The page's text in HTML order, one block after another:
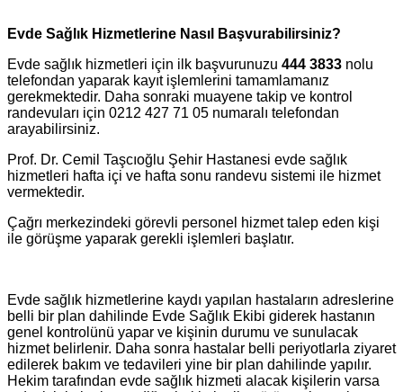
Evde Sağlık Hizmetlerine Nasıl Başvurabilirsiniz?
Evde sağlık hizmetleri için ilk başvurunuzu 444 3833 nolu
telefondan yaparak kayıt işlemlerini tamamlamanız
gerekmektedir. Daha sonraki muayene takip ve kontrol
randevuları için 0212 427 71 05 numaralı telefondan
arayabilirsiniz.
Prof. Dr. Cemil Taşcıoğlu Şehir Hastanesi evde sağlık
hizmetleri hafta içi ve hafta sonu randevu sistemi ile hizmet
vermektedir.
Çağrı merkezindeki görevli personel hizmet talep eden kişi
ile görüşme yaparak gerekli işlemleri başlatır.
Evde sağlık hizmetlerine kaydı yapılan hastaların adreslerine
belli bir plan dahilinde Evde Sağlık Ekibi giderek hastanın
genel kontrolünü yapar ve kişinin durumu ve sunulacak
hizmet belirlenir. Daha sonra hastalar belli periyotlarla ziyaret
edilerek bakım ve tedavileri yine bir plan dahilinde yapılır.
Hekim tarafından evde sağlık hizmeti alacak kişilerin varsa